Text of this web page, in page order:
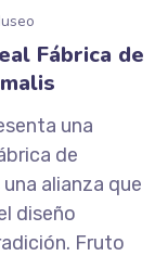
Fábrica de
una
de
alianza que
diseño
Fruto